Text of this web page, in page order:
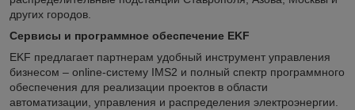
других городов.
Сервисы и программное обеспечение EKF
EKF предлагает партнерам удобный инструмент управления
бизнесом – online-систему IMS2 и полный спектр программного
обеспечения для реализации проектов в области
автоматизации, управления и распределения электроэнергии.